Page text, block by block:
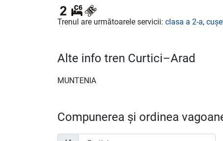
Trenul are următoarele servicii: clasa a 2-a,
Alte info tren Curtici–Arad
MUNTENIA
Compunerea și ordinea